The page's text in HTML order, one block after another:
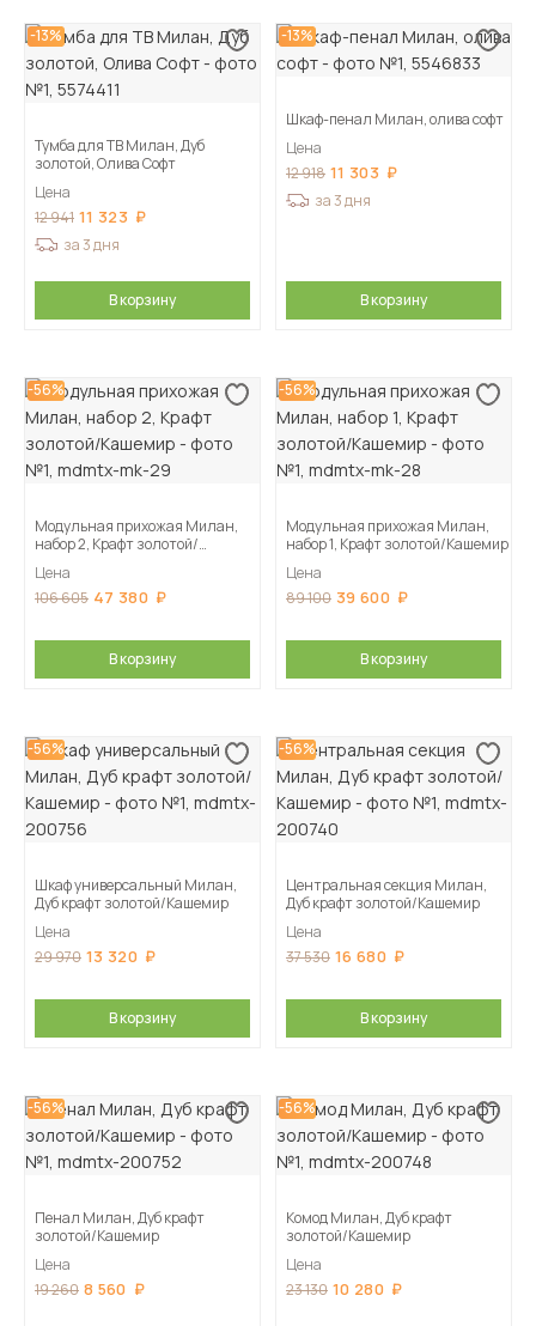
-13%
Тумба для ТВ Милан, Дуб
золотой, Олива Софт
Цена
12 941 11 323
за 3 дня
В корзину
-13%
Шкаф-пенал Милан, олива софт
Цена
12 918 11 303
за 3 дня
В корзину
-56%
Модульная прихожая Милан,
набор 2, Крафт золотой/
Цена
106 605 47 380
В корзину
-56%
Модульная прихожая Милан,
набор 1, Крафт золотой/Кашемир
Цена
89 100 39 600
В корзину
-56%
Шкаф универсальный Милан,
Дуб крафт золотой/Кашемир
Цена
29 970 13 320
В корзину
-56%
Центральная секция Милан,
Дуб крафт золотой/Кашемир
Цена
37 530 16 680
В корзину
-56%
Пенал Милан, Дуб крафт
золотой/Кашемир
Цена
19 260 8 560
-56%
Комод Милан, Дуб крафт
золотой/Кашемир
Цена
23 130 10 280